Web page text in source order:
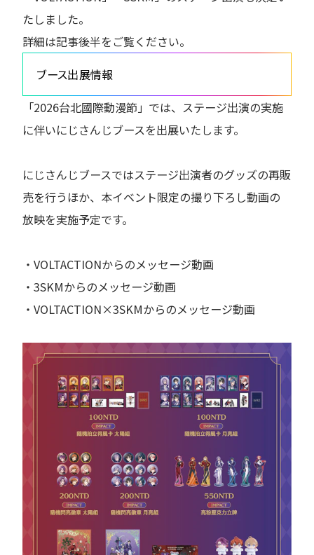
たしました。
詳細は記事後半をご覧ください。
ブース出展情報
「2026台北國際動漫節」では、ステージ出演の実施
に伴いにじさんじブースを出展いたします。
にじさんじブースではステージ出演者のグッズの再販
売を行うほか、本イベント限定の撮り下ろし動画の
放映を実施予定です。
・VOLTACTIONからのメッセージ動画
・3SKMからのメッセージ動画
・VOLTACTION×3SKMからのメッセージ動画